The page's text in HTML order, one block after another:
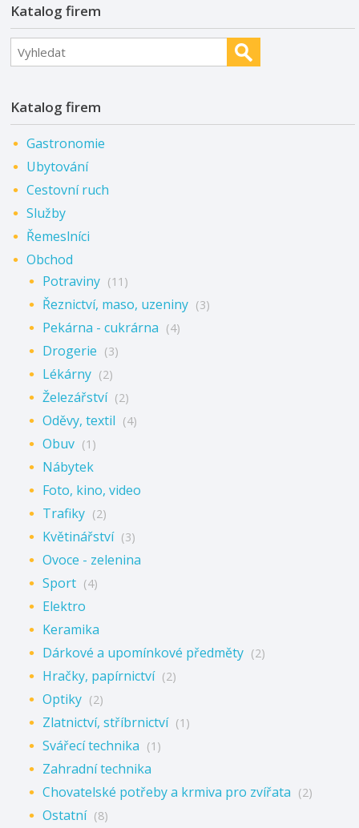
Katalog firem
Katalog firem
Gastronomie
Ubytování
Cestovní ruch
Služby
Řemeslníci
Obchod
Potraviny (11)
Řeznictví, maso, uzeniny (3)
Pekárna - cukrárna (4)
Drogerie (3)
Lékárny (2)
Železářství (2)
Oděvy, textil (4)
Obuv (1)
Nábytek
Foto, kino, video
Trafiky (2)
Květinářství (3)
Ovoce - zelenina
Sport (4)
Elektro
Keramika
Dárkové a upomínkové předměty (2)
Hračky, papírnictví (2)
Optiky (2)
Zlatnictví, stříbrnictví (1)
Svářecí technika (1)
Zahradní technika
Chovatelské potřeby a krmiva pro zvířata (2)
Ostatní (8)